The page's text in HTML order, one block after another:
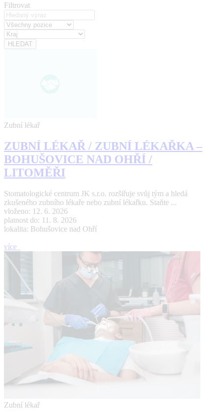
Filtrovat
Zubní lékař
ZUBNÍ LÉKAŘ / ZUBNÍ LÉKAŘKA –
BOHUŠOVICE NAD OHŘÍ /
LITOMĚŘI
Stomatologické centrum JK s.r.o. rozšiřuje svůj tým a hledá
zkušeného zubního lékaře nebo zubní lékařku. Staňte ...
vloženo: 12. 6. 2026
platnost do: 11. 8. 2026
lokalita: Bohušovice nad Ohří
více
Zubní lékař